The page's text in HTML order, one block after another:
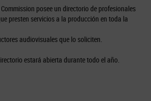
posee un directorio de profesionales
presten servicios a la producción en toda la
audiovisuales que lo soliciten.
estará abierta durante todo el año.